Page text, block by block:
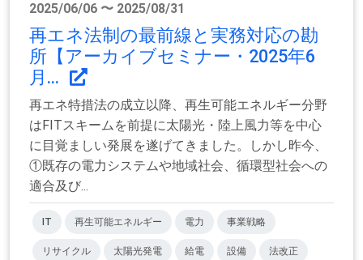
2025/06/06 〜 2025/08/31
再エネ法制の最前線と実務対応の勘
所【アーカイブセミナー・2025年6
月...
再エネ特措法の成立以降、再生可能エネルギー分野
はFITスキームを前提に太陽光・陸上風力等を中心
に目覚ましい発展を遂げてきました。しかし昨今、
①既存の電力システムや地域社会、循環型社会への
適合及び...
IT 再生可能エネルギー 電力 事業戦略
リサイクル 太陽光発電 給電 設備 法改正